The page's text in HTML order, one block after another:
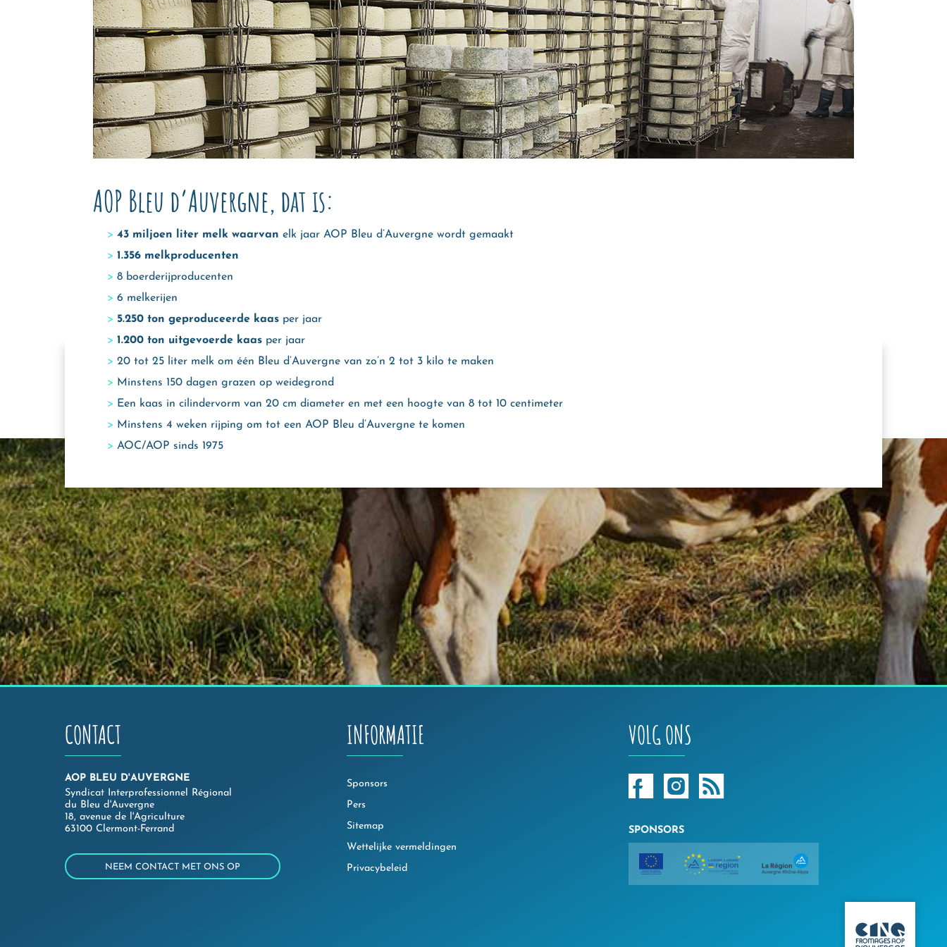
AOP Bleu d’Auvergne, dat is:
43 miljoen liter melk waarvan elk jaar AOP Bleu d’Auvergne wordt gemaakt
1.356 melkproducenten
8 boerderijproducenten
6 melkerijen
5.250 ton geproduceerde kaas per jaar
1.200 ton uitgevoerde kaas per jaar
20 tot 25 liter melk om één Bleu d’Auvergne van zo’n 2 tot 3 kilo te maken
Minstens 150 dagen grazen op weidegrond
Een kaas in cilindervorm van 20 cm diameter en met een hoogte van 8 tot 10 centimeter
Minstens 4 weken rijping om tot een AOP Bleu d’Auvergne te komen
AOC/AOP sinds 1975
CONTACT
AOP BLEU D'AUVERGNE
Syndicat Interprofessionnel Régional
du Bleu d'Auvergne
18, avenue de l'Agriculture
63100 Clermont-Ferrand
NEEM CONTACT MET ONS OP
INFORMATIE
Sponsors
Pers
Sitemap
Wettelijke vermeldingen
Privacybeleid
VOLG ONS
SPONSORS